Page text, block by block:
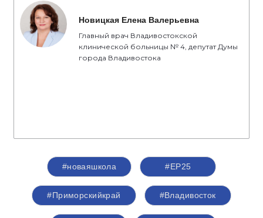
Новицкая Елена Валерьевна
Главный врач Владивостокской
клинической больницы № 4, депутат Думы
города Владивостока
#новаяшкола #ЕР25
#Приморскийкрай #Владивосток